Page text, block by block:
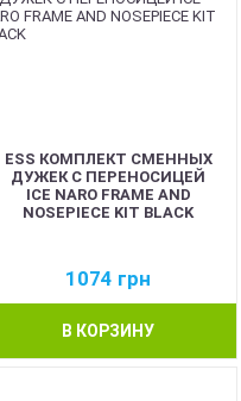
ESS КОМПЛЕКТ СМЕННЫХ
ДУЖЕК С ПЕРЕНОСИЦЕЙ
ICE NARO FRAME AND
NOSEPIECE KIT BLACK
1074 грн
В КОРЗИНУ